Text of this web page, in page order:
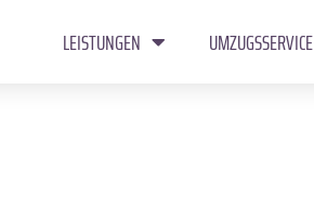
LEISTUNGEN UMZUGSSERVICE